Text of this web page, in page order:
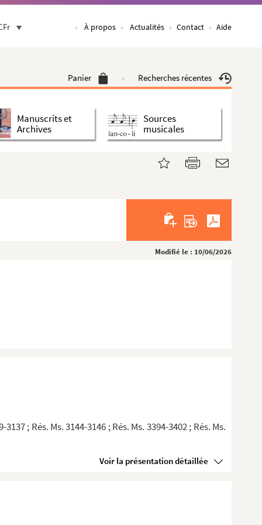
À propos Actualités Contact Aide
Panier Recherches récentes
Manuscrits et
Archives
Sources
musicales
Modifié le : 10/06/2026
; Rés. Ms. 3144-3146 ; Rés. Ms. 3394-3402 ; Rés. Ms.
Voir la présentation détaillée